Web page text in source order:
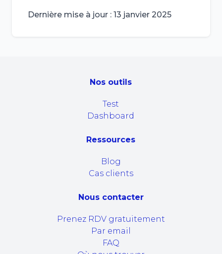
Dernière mise à jour : 13 janvier 2025
Nos outils
Test
Dashboard
Ressources
Blog
Cas clients
Nous contacter
Prenez RDV gratuitement
Par email
FAQ